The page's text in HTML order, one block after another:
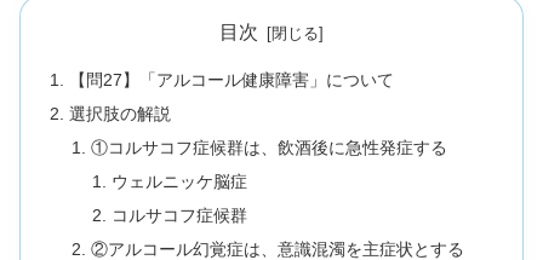
目次
【問27】「アルコール健康障害」について
選択肢の解説
①コルサコフ症候群は、飲酒後に急性発症する
ウェルニッケ脳症
コルサコフ症候群
②アルコール幻覚症は、意識混濁を主症状とする